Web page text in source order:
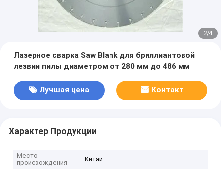
2/4
Лазерное сварка Saw Blank для бриллиантовой
лезвии пилы диаметром от 280 мм до 486 мм
Лучшая цена Контакт
Характер Продукции
Место
происхождения
Китай